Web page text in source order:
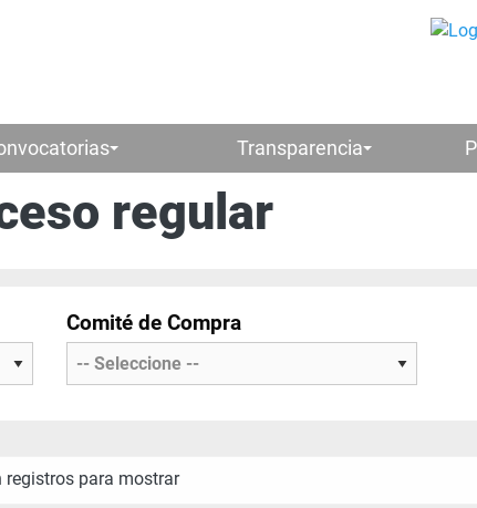
Transparencia
regular
Comité de Compra
registros para mostrar